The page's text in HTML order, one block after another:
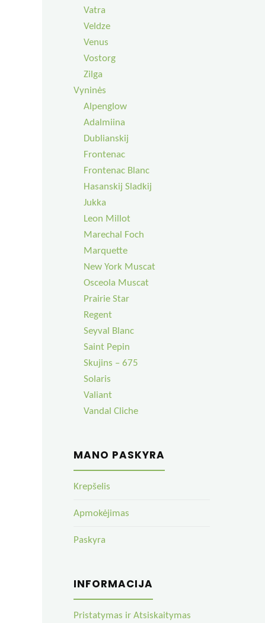
Vatra
Veldze
Venus
Vostorg
Zilga
Vyninės
Alpenglow
Adalmiina
Dublianskij
Frontenac
Frontenac Blanc
Hasanskij Sladkij
Jukka
Leon Millot
Marechal Foch
Marquette
New York Muscat
Osceola Muscat
Prairie Star
Regent
Seyval Blanc
Saint Pepin
Skujins – 675
Solaris
Valiant
Vandal Cliche
MANO PASKYRA
Krepšelis
Apmokėjimas
Paskyra
INFORMACIJA
Pristatymas ir Atsiskaitymas